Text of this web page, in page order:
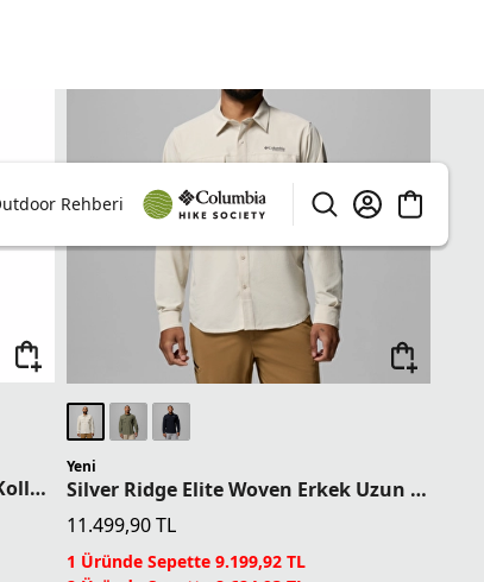
Sonuç Sırala
11.499,90 TL
1 Üründe Sepette 9.199,92 TL
2 Üründe Sepette 8.624,93 TL
3 Üründe Sepette 8.049,93 TL
4 Üründe Sepette 6.899,94 TL
5 Ürün ve Üzerinde Sepette 5.749,95 TL